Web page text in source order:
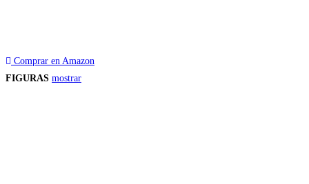
Comprar en Amazon
FIGURAS mostrar